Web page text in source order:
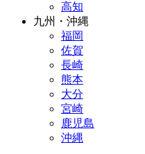
高知
九州・沖縄
福岡
佐賀
長崎
熊本
大分
宮崎
鹿児島
沖縄